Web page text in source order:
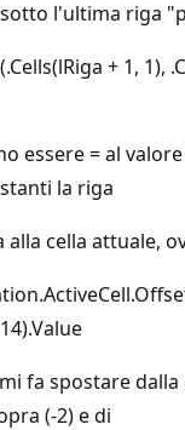
l'ultima riga
+ 1, 1),
= al valore
la riga
cella attuale,
spostare dalla
(-2) e di